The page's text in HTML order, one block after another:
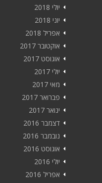
יולי 2018
יוני 2018
אפריל 2018
אוקטובר 2017
אוגוסט 2017
יולי 2017
מאי 2017
פברואר 2017
ינואר 2017
דצמבר 2016
נובמבר 2016
אוגוסט 2016
יולי 2016
אפריל 2016